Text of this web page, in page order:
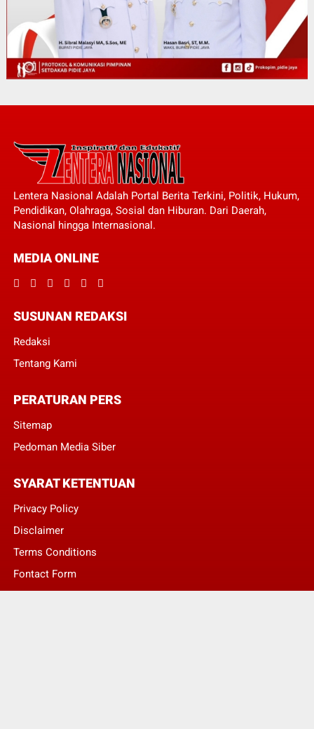
Lentera Nasional Adalah Portal Berita Terkini, Politik, Hukum,
Pendidikan, Olahraga, Sosial dan Hiburan. Dari Daerah,
Nasional hingga Internasional.
MEDIA ONLINE
SUSUNAN REDAKSI
Redaksi
Tentang Kami
PERATURAN PERS
Sitemap
Pedoman Media Siber
SYARAT KETENTUAN
Privacy Policy
Disclaimer
Terms Conditions
Fontact Form